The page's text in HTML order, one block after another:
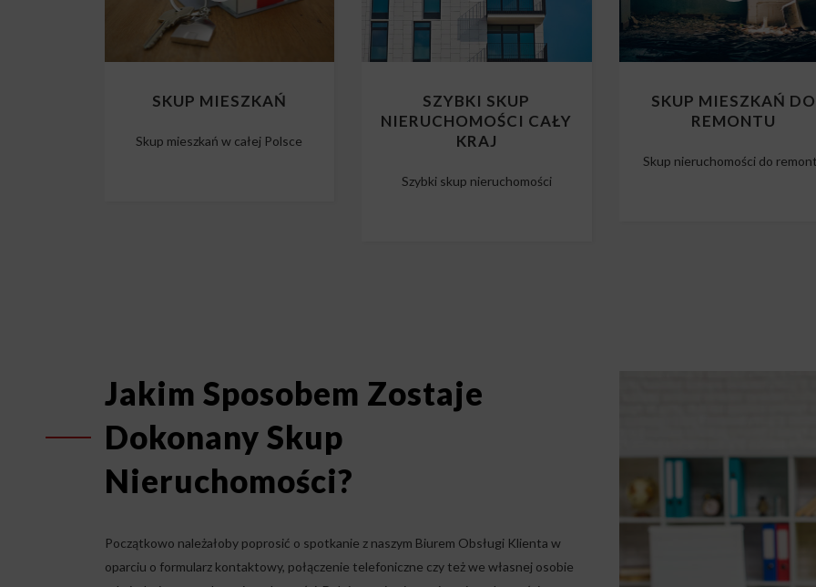
SKUP MIESZKAŃ
Skup mieszkań w całej Polsce
SZYBKI SKUP
NIERUCHOMOŚCI CAŁY
KRAJ
Szybki skup nieruchomości
SKUP MIESZKAŃ DO
REMONTU
Skup nieruchomości do
Jakim Sposobem Zostaje
Dokonany Skup
Nieruchomości?
Początkowo należałoby poprosić o spotkanie z naszym Biurem Obsługi Klienta w
oparciu o formularz kontaktowy, połączenie telefoniczne czy też we własnej osobie